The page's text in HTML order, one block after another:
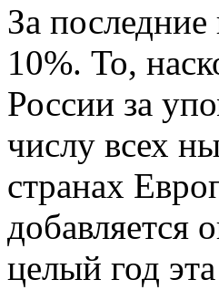
За
10%. То,
России за
числу всех
странах
добавляется
целый год